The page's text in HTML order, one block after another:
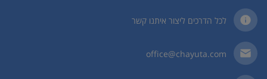
לכל הדרכים ליצור איתנו קשר
office@chayuta.com